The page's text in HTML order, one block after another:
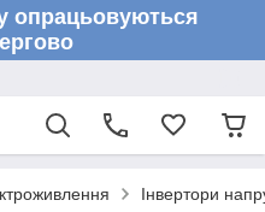
опрацьовуються
Інвертори